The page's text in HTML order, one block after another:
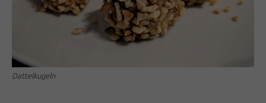
Dattelkugeln